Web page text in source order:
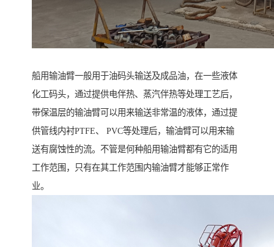
船用输油臂一般用于油码头输送及成品油，在一些液体
化工码头，通过提供电伴热、蒸汽伴热等处理工艺后，
带保温层的输油臂可以用来输送非常温的液体，通过提
供管线内衬PTFE、 PVC等处理后，输油臂可以用来输
送有腐蚀性的流。不管是何种船用输油臂都有它的适用
工作范围，只有在其工作范围内输油臂才能够正常作
业。